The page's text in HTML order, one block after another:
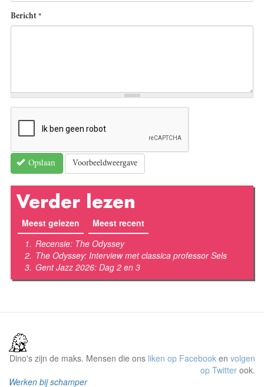
Bericht *
Opslaan Voorbeeldweergave
Verder lezen
Meest gelezen (actieve tabblad)
Meest recent
Recensie: The Odyssey
The Odyssey: Interview met classica professor Sels
Gent Jazz 2026: Dag 2 en 3
Dino's zijn de maks. Mensen die ons liken op Facebook en volgen
op Twitter ook.
Werken bij schamper